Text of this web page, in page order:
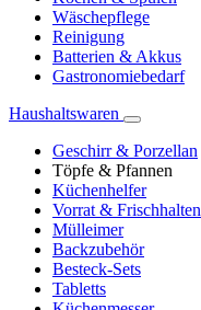
Wäschepflege
Reinigung
Batterien & Akkus
Gastronomiebedarf
Haushaltswaren
Geschirr & Porzellan
Töpfe & Pfannen
Küchenhelfer
Vorrat & Frischhalten
Mülleimer
Backzubehör
Besteck-Sets
Tabletts